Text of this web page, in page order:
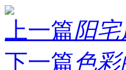
上一篇阳
下一篇色